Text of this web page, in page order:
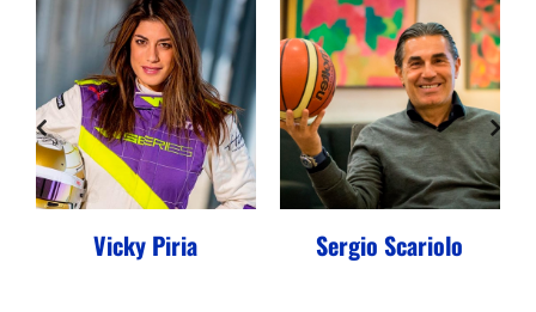
Vicky Piria Sergio Scariolo